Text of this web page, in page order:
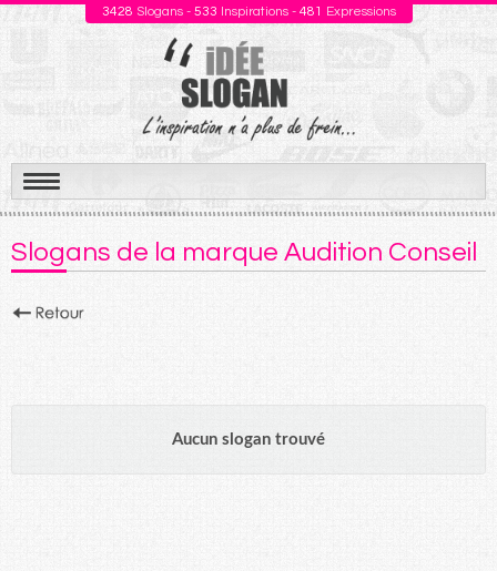
3428 Slogans - 533 Inspirations - 481 Expressions
Aller
au
contenu
Slogans de la marque Audition Conseil
Aucun slogan trouvé